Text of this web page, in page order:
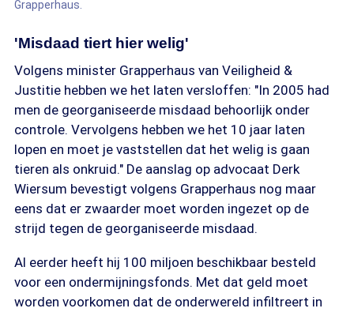
Grapperhaus.
'Misdaad tiert hier welig'
Volgens minister Grapperhaus van Veiligheid &
Justitie hebben we het laten versloffen: "In 2005 had
men de georganiseerde misdaad behoorlijk onder
controle. Vervolgens hebben we het 10 jaar laten
lopen en moet je vaststellen dat het welig is gaan
tieren als onkruid." De aanslag op advocaat Derk
Wiersum bevestigt volgens Grapperhaus nog maar
eens dat er zwaarder moet worden ingezet op de
strijd tegen de georganiseerde misdaad.
Al eerder heeft hij 100 miljoen beschikbaar besteld
voor een ondermijningsfonds. Met dat geld moet
worden voorkomen dat de onderwereld infiltreert in